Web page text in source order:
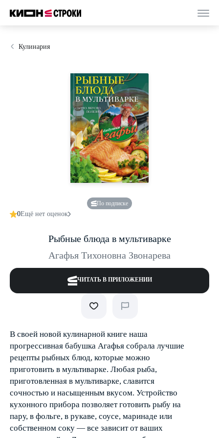
Кулинария
По подписке
0Ещё нет оценок
Рыбные блюда в мультиварке
Агафья Тихоновна Звонарева
ЧИТАТЬ В ПРИЛОЖЕНИИ
В своей новой кулинарной книге наша
прогрессивная бабушка Агафья собрала лучшие
рецепты рыбных блюд, которые можно
приготовить в мультиварке. Любая рыба,
приготовленная в мультиварке, славится
сочностью и насыщенным вкусом. Устройство
кухонного прибора позволяет готовить рыбу на
пару, в фольге, в рукаве, соусе, маринаде или
собственном соку — все зависит от ваших